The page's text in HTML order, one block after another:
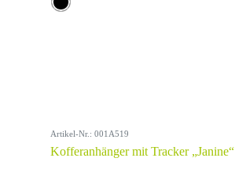
Artikel-Nr.: 001A519
Kofferanhänger mit Tracker „Janine“